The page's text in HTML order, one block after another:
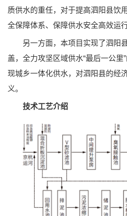
质供水的重任，对于提高泗阳县饮
全保障体系、保障供水安全高效运
另一方面，本项目实现了泗阳县
盖，全力攻坚区域供水“最后一公里
现城乡一体化供水，对泗阳县的经
义。
技术工艺介绍